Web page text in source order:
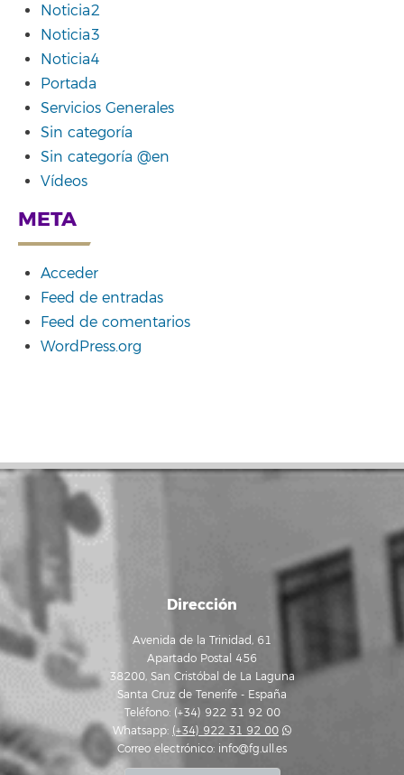
Noticia2
Noticia3
Noticia4
Portada
Servicios Generales
Sin categoría
Sin categoría @en
Vídeos
META
Acceder
Feed de entradas
Feed de comentarios
WordPress.org
Dirección
Avenida de la Trinidad, 61
Apartado Postal 456
38200, San Cristóbal de La Laguna
Santa Cruz de Tenerife - España
Teléfono: (+34) 922 31 92 00
Whatsapp: (+34) 922 31 92 00
Correo electrónico: info@fg.ull.es